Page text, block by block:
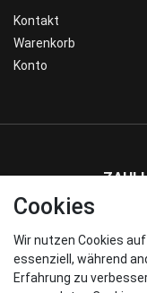
Kontakt
Warenkorb
Konto
Cookies
Wir nutzen Cookies
essenziell, während
Erfahrung zu